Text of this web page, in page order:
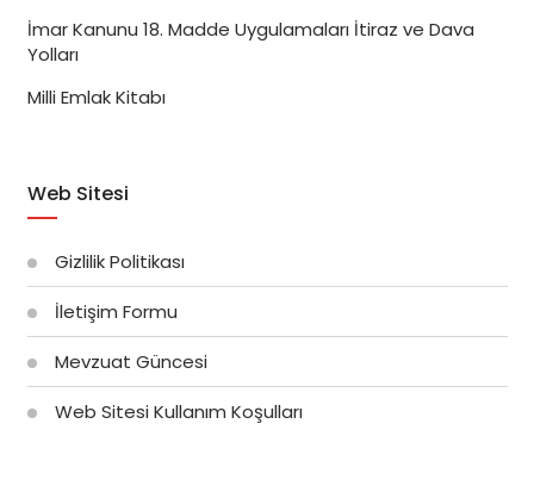
İmar Kanunu 18. Madde Uygulamaları İtiraz ve Dava
Yolları
Milli Emlak Kitabı
Web Sitesi
Gizlilik Politikası
İletişim Formu
Mevzuat Güncesi
Web Sitesi Kullanım Koşulları